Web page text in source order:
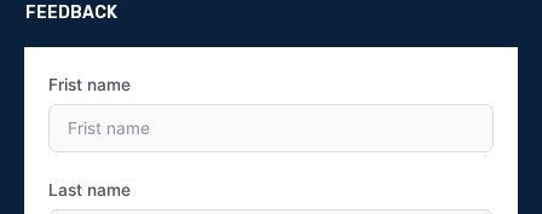
FEEDBACK
Frist name
Last name